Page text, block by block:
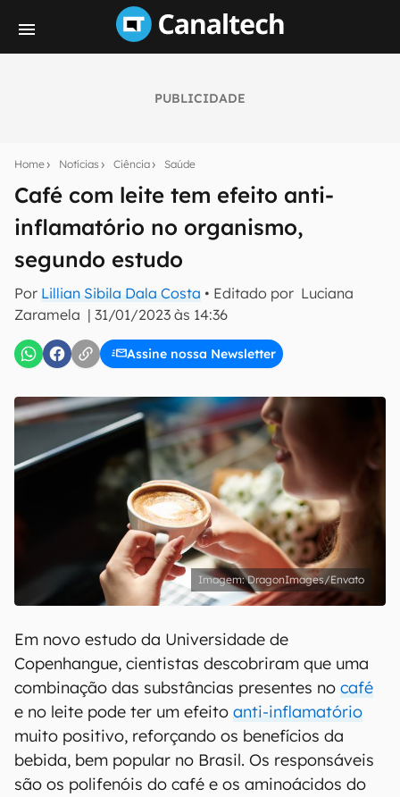
PUBLICIDADE
Home Notícias Ciência Saúde
Café com leite tem efeito anti-
inflamatório no organismo,
segundo estudo
Por Lillian Sibila Dala Costa • Editado por Luciana
Zaramela | 31/01/2023 às 14:36
Assine nossa Newsletter
notícias e reviews sobre tecnologia em primeira
mão.
E-mail
inscreva-se
Confirmo que li, aceito e concordo com os Termos de
Uso e Política de Privacidade do Canaltech.
DragonImages/Envato
Em novo estudo da Universidade de
Copenhangue, cientistas descobriram que uma
combinação das substâncias presentes no café
e no leite pode ter um efeito anti-inflamatório
muito positivo, reforçando os benefícios da
bebida, bem popular no Brasil. Os responsáveis
são os polifenóis do café e os aminoácidos do